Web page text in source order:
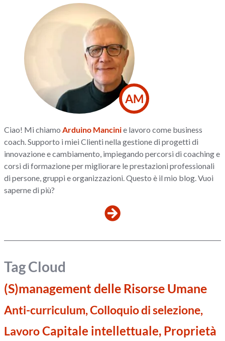
AM
Ciao! Mi chiamoArduino Mancinie lavoro come business
coach. Supporto i miei Clienti nella gestione di progetti di
innovazione e cambiamento, impiegando percorsi di coaching e
corsi di formazione per migliorare le prestazioni professionali
di persone, gruppi e organizzazioni. Questo è il mio blog. Vuoi
saperne di più?
Tag Cloud
(S)management delle Risorse Umane
Anti-curriculum, Colloquio di selezione,
LavoroCapitale intellettuale, Proprietà